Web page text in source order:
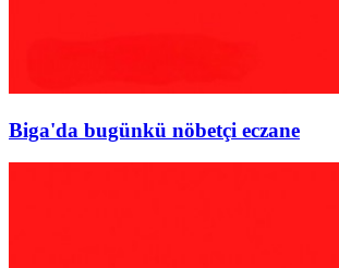
Biga'da bugünkü nöbetçi eczane